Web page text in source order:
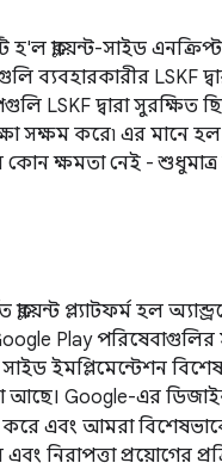
হ'ল ক্লায়েন্ট-সাইড
ব্যবহারকারীর LSKF
দ্বারা সুরক্ষিত ছিল
সক্ষম করে৷ এর মানে
ক্ষমতা নেই -
ক্লায়েন্ট প্ল্যাটফর্ম হল
Play
ইমপ্লিমেন্টেশন
Google-এর ডিজাইন
করে এবং আমরা
নিরাপত্তা প্রয়োগের